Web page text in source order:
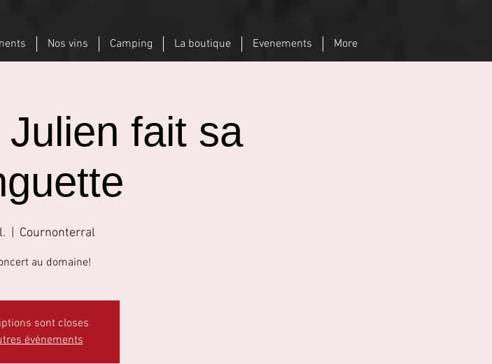
Nos vins Camping La boutique Evenements More
fait sa
Cournonterral
au domaine!
sont closes
événements